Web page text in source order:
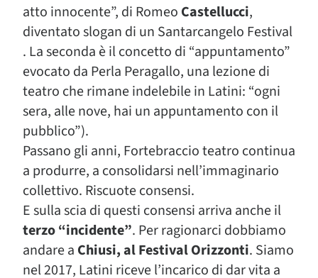
atto innocente”, di Romeo Castellucci,
diventato slogan di un Santarcangelo Festival
. La seconda è il concetto di “appuntamento”
evocato da Perla Peragallo, una lezione di
teatro che rimane indelebile in Latini: “ogni
sera, alle nove, hai un appuntamento con il
pubblico”).
Passano gli anni, Fortebraccio teatro continua
a produrre, a consolidarsi nell’immaginario
collettivo. Riscuote consensi.
E sulla scia di questi consensi arriva anche il
terzo “incidente”. Per ragionarci dobbiamo
andare a Chiusi, al Festival Orizzonti. Siamo
nel 2017, Latini riceve l’incarico di dar vita a